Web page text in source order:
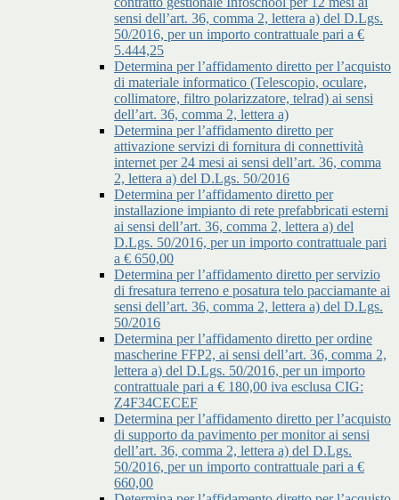
sensi dell’art. 36, comma 2, lettera a) del D.Lgs.
50/2016, per un importo contrattuale pari a €
5.444,25
Determina per l’affidamento diretto per l’acquisto
di materiale informatico (Telescopio, oculare,
collimatore, filtro polarizzatore, telrad) ai sensi
dell’art. 36, comma 2, lettera a)
Determina per l’affidamento diretto per
attivazione servizi di fornitura di connettività
internet per 24 mesi ai sensi dell’art. 36, comma
2, lettera a) del D.Lgs. 50/2016
Determina per l’affidamento diretto per
installazione impianto di rete prefabbricati esterni
ai sensi dell’art. 36, comma 2, lettera a) del
D.Lgs. 50/2016, per un importo contrattuale pari
a € 650,00
Determina per l’affidamento diretto per servizio
di fresatura terreno e posatura telo pacciamante ai
sensi dell’art. 36, comma 2, lettera a) del D.Lgs.
50/2016
Determina per l’affidamento diretto per ordine
mascherine FFP2, ai sensi dell’art. 36, comma 2,
lettera a) del D.Lgs. 50/2016, per un importo
contrattuale pari a € 180,00 iva esclusa CIG:
Z4F34CECEF
Determina per l’affidamento diretto per l’acquisto
di supporto da pavimento per monitor ai sensi
dell’art. 36, comma 2, lettera a) del D.Lgs.
50/2016, per un importo contrattuale pari a €
660,00